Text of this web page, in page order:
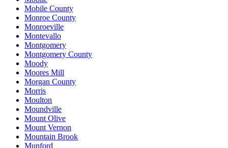
Mobile County
Monroe County
Monroeville
Montevallo
Montgomery
Montgomery County
Moody
Moores Mill
Morgan County
Morris
Moulton
Moundville
Mount Olive
Mount Vernon
Mountain Brook
Munford